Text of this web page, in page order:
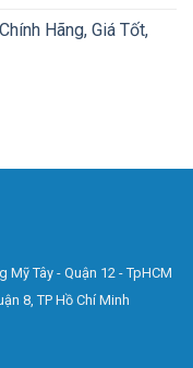
Hãng, Giá Tốt,
Mỹ Tây - Quận 12 - TpHCM
8, TP Hồ Chí Minh